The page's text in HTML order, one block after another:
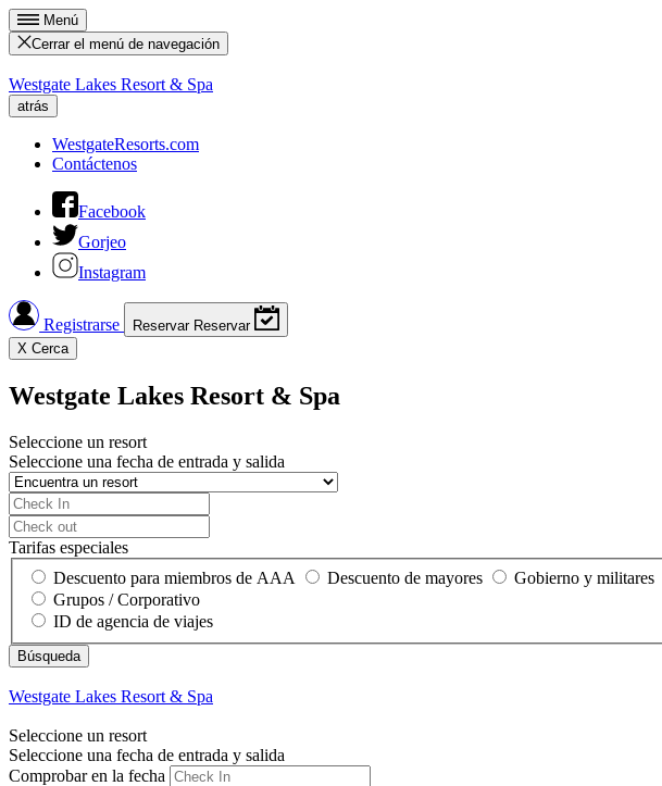
Menú
Cerrar el menú de navegación
Westgate Lakes Resort & Spa
atrás
WestgateResorts.com
Contáctenos
Facebook
Gorjeo
Instagram
Registrarse Reservar Reservar
X Cerca
Westgate Lakes Resort & Spa
Seleccione un resort
Seleccione una fecha de entrada y salida
Tarifas especiales
Descuento para miembros de AAA
Descuento de mayores
Gobierno y militares
Grupos / Corporativo
ID de agencia de viajes
Westgate Lakes Resort & Spa
Seleccione un resort
Seleccione una fecha de entrada y salida
Comprobar en la fecha